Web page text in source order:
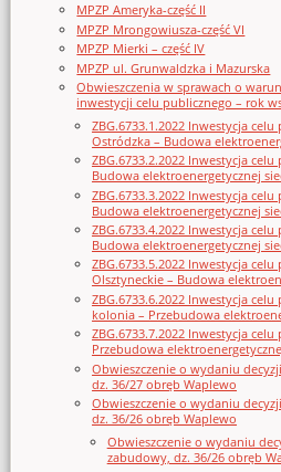
MPZP Ameryka-część II
MPZP Mrongowiusza-część VI
MPZP Mierki – część IV
MPZP ul. Grunwaldzka i Mazurska
Obwieszczenia w sprawach o
inwestycji celu publicznego – rok
ZBG.6733.1.2022 Inwestycja
Ostródzka – Budowa
ZBG.6733.2.2022 Inwestycja
Budowa elektroenergetycznej
ZBG.6733.3.2022 Inwestycja
Budowa elektroenergetycznej
ZBG.6733.4.2022 Inwestycja
Budowa elektroenergetycznej
ZBG.6733.5.2022 Inwestycja
Olsztyneckie – Budowa
ZBG.6733.6.2022 Inwestycja
kolonia – Przebudowa
ZBG.6733.7.2022 Inwestycja
Przebudowa
Obwieszczenie o wydaniu
dz. 36/27 obręb Waplewo
Obwieszczenie o wydaniu
dz. 36/26 obręb Waplewo
Obwieszczenie o wydaniu
zabudowy, dz. 36/26 obręb